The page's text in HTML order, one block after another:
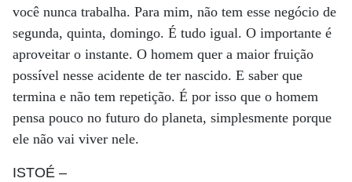
você nunca trabalha. Para mim, não tem esse negócio de
segunda, quinta, domingo. É tudo igual. O importante é
aproveitar o instante. O homem quer a maior fruição
possível nesse acidente de ter nascido. E saber que
termina e não tem repetição. É por isso que o homem
pensa pouco no futuro do planeta, simplesmente porque
ele não vai viver nele.
ISTOÉ –